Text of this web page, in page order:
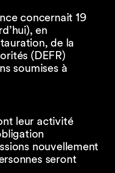
concernait 19
en
de la
(DEFR)
soumises à
leur activité
nouvellement
seront